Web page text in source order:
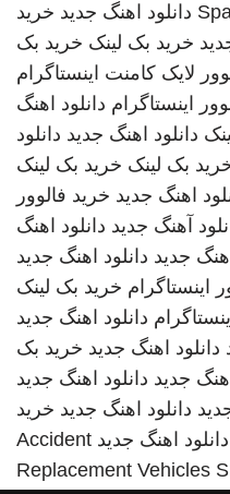
دانلود اهنگ جدید خرید
خرید بک لینک خرید بک
لایک کامنت اینستاگرام
اینستاگرام دانلود اهنگ
دانلود اهنگ جدید دانلود
بک لینک خرید بک لینک
اهنگ جدید خرید فالوور
آهنگ جدید دانلود اهنگ
جدید دانلود اهنگ جدید
اینستاگرام خرید بک لینک
اینستاگرام دانلود اهنگ جدید
دانلود اهنگ جدید خرید بک
جدید دانلود اهنگ جدید
دانلود اهنگ جدید خرید
دانلود اهنگ جدید Accident
Replacement Vehicles